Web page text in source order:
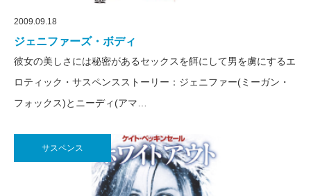
2009.09.18
ジェニファーズ・ボディ
彼女の美しさには秘密があるセックスを餌にして男を虜にするエ
ロティック・サスペンスストーリー：ジェニファー(ミーガン・
フォックス)とニーディ(アマ…
サスペンス